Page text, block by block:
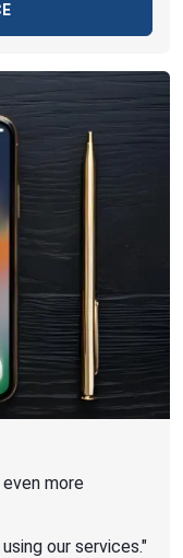
more
our services."